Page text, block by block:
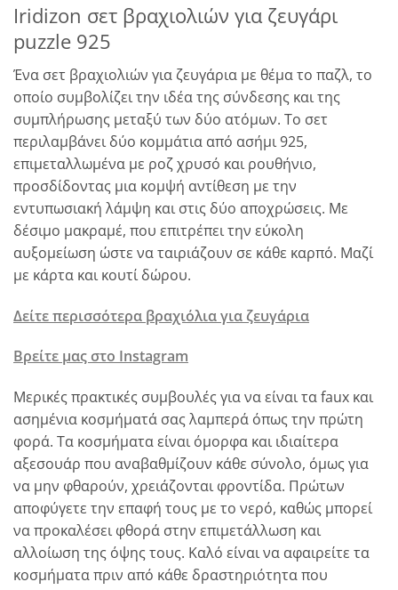
Iridizon σετ βραχιολιών για ζευγάρι
puzzle 925
Ένα σετ βραχιολιών για ζευγάρια με θέμα το παζλ, το
οποίο συμβολίζει την ιδέα της σύνδεσης και της
συμπλήρωσης μεταξύ των δύο ατόμων. Το σετ
περιλαμβάνει δύο κομμάτια από ασήμι 925,
επιμεταλλωμένα με ροζ χρυσό και ρουθήνιο,
προσδίδοντας μια κομψή αντίθεση με την
εντυπωσιακή λάμψη και στις δύο αποχρώσεις. Με
δέσιμο μακραμέ, που επιτρέπει την εύκολη
αυξομείωση ώστε να ταιριάζουν σε κάθε καρπό. Μαζί
με κάρτα και κουτί δώρου.
Δείτε περισσότερα βραχιόλια για ζευγάρια
Βρείτε μας στο Instagram
Μερικές πρακτικές συμβουλές για να είναι τα faux και
ασημένια κοσμήματά σας λαμπερά όπως την πρώτη
φορά. Τα κοσμήματα είναι όμορφα και ιδιαίτερα
αξεσουάρ που αναβαθμίζουν κάθε σύνολο, όμως για
να μην φθαρούν, χρειάζονται φροντίδα. Πρώτων
αποφύγετε την επαφή τους με το νερό, καθώς μπορεί
να προκαλέσει φθορά στην επιμετάλλωση και
αλλοίωση της όψης τους. Καλό είναι να αφαιρείτε τα
κοσμήματα πριν από κάθε δραστηριότητα που